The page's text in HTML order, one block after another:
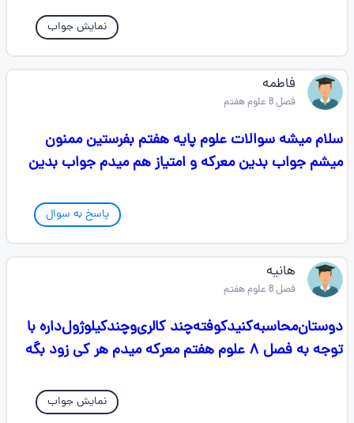
نمایش جواب
فاطمه
فصل 8 علوم هفتم
سلام میشه سوالات علوم پایه هفتم بفرستین ممنون
میشم جواب بدین معرکه و امتیاز هم میدم جواب بدین
پاسخ به سوال
هانیه
فصل 8 علوم هفتم
دوستان‌محاسبه‌کنید‌کوفته‌چند کالری‌و‌چند‌کیلو‌ژول‌داره با
توجه به فصل ۸ علوم هفتم معرکه میدم هر کی زود بگه
نمایش جواب